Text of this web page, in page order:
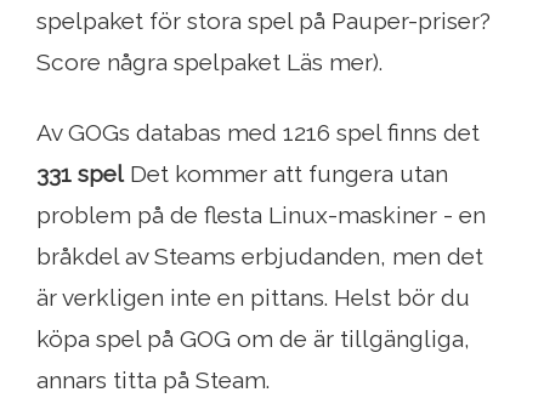
spelpaket för stora spel på Pauper-priser?
Score några spelpaket Läs mer).
Av GOGs databas med 1216 spel finns det
331 spelDet kommer att fungera utan
problem på de flesta Linux-maskiner - en
bråkdel av Steams erbjudanden, men det
är verkligen inte en pittans. Helst bör du
köpa spel på GOG om de är tillgängliga,
annars titta på Steam.